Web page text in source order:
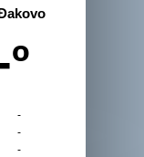
-
-
-